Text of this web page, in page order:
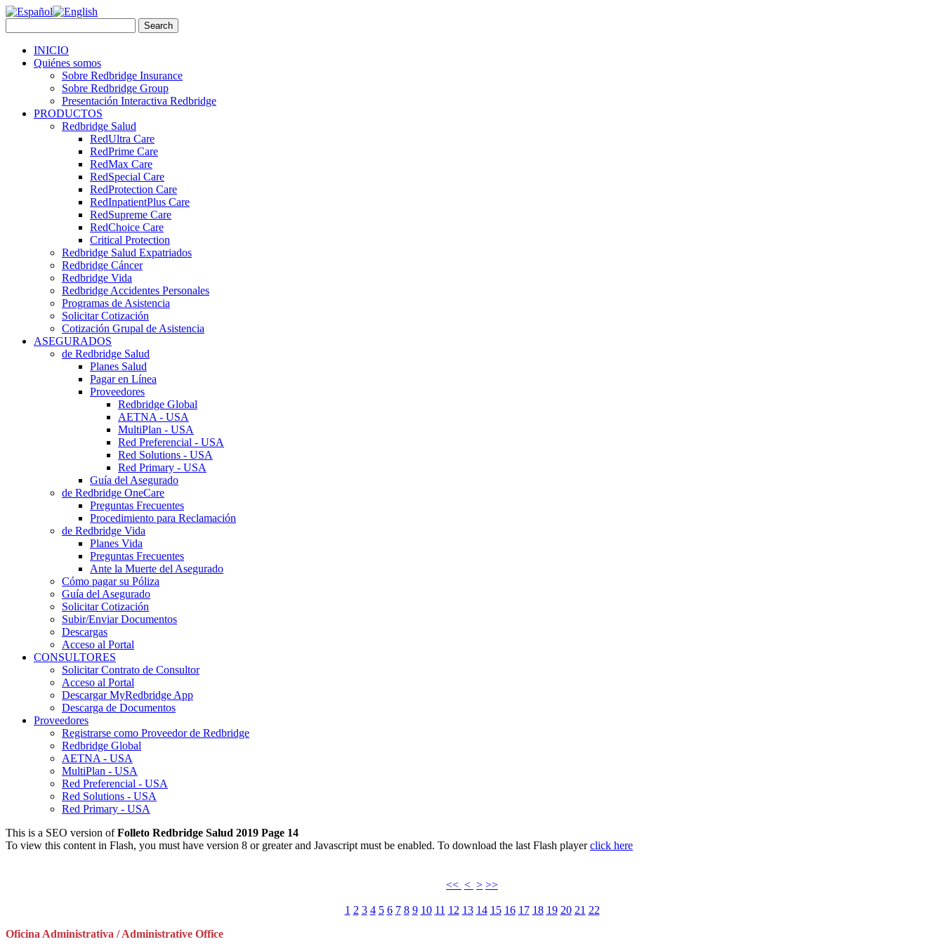
INICIO
Quiénes somos
Sobre Redbridge Insurance
Sobre Redbridge Group
Presentación Interactiva Redbridge
PRODUCTOS
Redbridge Salud
RedUltra Care
RedPrime Care
RedMax Care
RedSpecial Care
RedProtection Care
RedInpatientPlus Care
RedSupreme Care
RedChoice Care
Critical Protection
Redbridge Salud Expatriados
Redbridge Cáncer
Redbridge Vida
Redbridge Accidentes Personales
Programas de Asistencia
Solicitar Cotización
Cotización Grupal de Asistencia
ASEGURADOS
de Redbridge Salud
Planes Salud
Pagar en Línea
Proveedores
Redbridge Global
AETNA - USA
MultiPlan - USA
Red Preferencial - USA
Red Solutions - USA
Red Primary - USA
Guía del Asegurado
de Redbridge OneCare
Preguntas Frecuentes
Procedimiento para Reclamación
de Redbridge Vida
Planes Vida
Preguntas Frecuentes
Ante la Muerte del Asegurado
Cómo pagar su Póliza
Guía del Asegurado
Solicitar Cotización
Subir/Enviar Documentos
Descargas
Acceso al Portal
CONSULTORES
Solicitar Contrato de Consultor
Acceso al Portal
Descargar MyRedbridge App
Descarga de Documentos
Proveedores
Registrarse como Proveedor de Redbridge
Redbridge Global
AETNA - USA
MultiPlan - USA
Red Preferencial - USA
Red Solutions - USA
Red Primary - USA
This is a SEO version ofFolleto Redbridge Salud 2019 Page 14
To view this content in Flash, you must have version 8 or greater and Javascript must be enabled. To download the last Flash playerclick here
<< < > >>
1 2 3 4 5 6 7 8 9 10 11 12 13 14 15 16 17 18 19 20 21 22
Oficina Administrativa / Administrative Office